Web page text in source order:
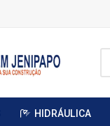
HIDRÁULICA